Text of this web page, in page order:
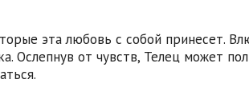
эта любовь с собой принесет.
Ослепнув от чувств, Телец может